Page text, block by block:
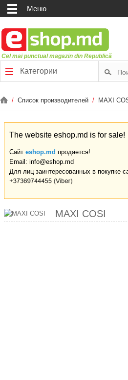
Меню
Cel mai punctual magazin din Republică
Категории
/ Список производителей / MAXI
The website eshop.md is for sale!
Сайт eshop.md продается!
Email: info@eshop.md
Для лиц заинтересованных в покупке
MAXI COSI